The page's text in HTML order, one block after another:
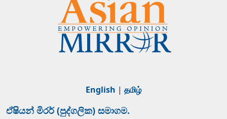
English | தமிழ்
ඒෂියන් මිරර් (පුද්ගලික) සමාගම.